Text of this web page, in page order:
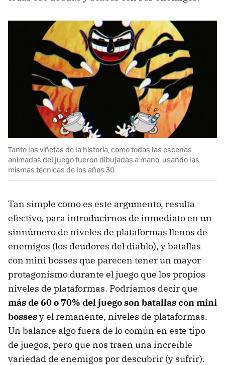
Tanto las viñetas de la historia, como todas las escenas
animadas del juego fueron dibujadas a mano, usando las
mismas técnicas de los años 30
Tan simple como es este argumento, resulta
efectivo, para introducirnos de inmediato en un
sinnúmero de niveles de plataformas llenos de
enemigos (los deudores del diablo), y batallas
con mini bosses que parecen tener un mayor
protagonismo durante el juego que los propios
niveles de plataformas. Podríamos decir que
más de 60 o 70% del juego son batallas con mini
bossesy el remanente, niveles de plataformas.
Un balance algo fuera de lo común en este tipo
de juegos, pero que nos traen una increíble
variedad de enemigos por descubrir (y sufrir).